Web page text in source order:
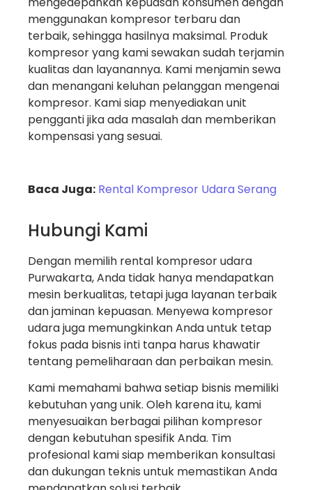
menggunakan kompresor terbaru dan
terbaik, sehingga hasilnya maksimal. Produk
kompresor yang kami sewakan sudah terjamin
kualitas dan layanannya. Kami menjamin sewa
dan menangani keluhan pelanggan mengenai
kompresor. Kami siap menyediakan unit
pengganti jika ada masalah dan memberikan
kompensasi yang sesuai.
Baca Juga: Rental Kompresor Udara Serang
Hubungi Kami
Dengan memilih rental kompresor udara
Purwakarta, Anda tidak hanya mendapatkan
mesin berkualitas, tetapi juga layanan terbaik
dan jaminan kepuasan. Menyewa kompresor
udara juga memungkinkan Anda untuk tetap
fokus pada bisnis inti tanpa harus khawatir
tentang pemeliharaan dan perbaikan mesin.
Kami memahami bahwa setiap bisnis memiliki
kebutuhan yang unik. Oleh karena itu, kami
menyesuaikan berbagai pilihan kompresor
dengan kebutuhan spesifik Anda. Tim
profesional kami siap memberikan konsultasi
dan dukungan teknis untuk memastikan Anda